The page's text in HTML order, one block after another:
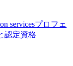
servicesプロフェ
認定資格